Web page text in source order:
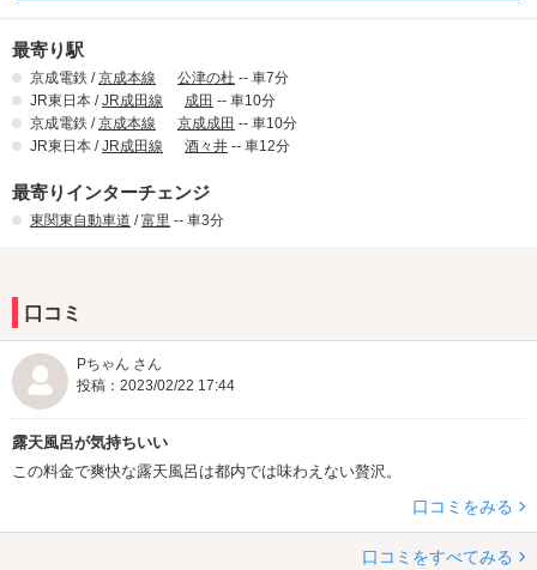
最寄り駅
京成電鉄 /京成本線 公津の杜 -- 車7分
JR東日本 /JR成田線 成田 -- 車10分
京成電鉄 /京成本線 京成成田 -- 車10分
JR東日本 /JR成田線 酒々井 -- 車12分
最寄りインターチェンジ
東関東自動車道 /富里 -- 車3分
口コミ
Pちゃん さん
投稿：2023/02/22 17:44
露天風呂が気持ちいい
この料金で爽快な露天風呂は都内では味わえない贅沢。
口コミをみる
口コミをすべてみる